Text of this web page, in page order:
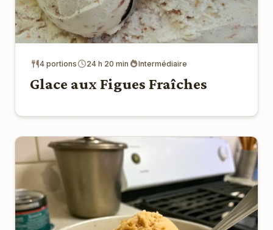
4 portions 24 h 20 min Intermédiaire
Glace aux Figues Fraîches